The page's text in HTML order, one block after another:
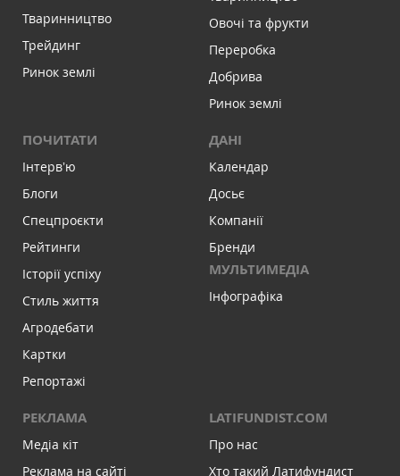
Тваринництво
Трейдинг
Ринок землі
Овочі та фрукти
Переробка
Добрива
Ринок землі
ПОЧИТАТИ
Інтервʼю
Блоги
Спецпроєкти
Рейтинги
Історії успіху
Стиль життя
Агродебати
Картки
Репортажі
ДАНІ
Календар
Досьє
Компанії
Бренди
МУЛЬТИМЕДІА
Інфографіка
РЕКЛАМА
Медіа кіт
Реклама на сайті
LATIFUNDIST.COM
Про нас
Хто такий Латифундист